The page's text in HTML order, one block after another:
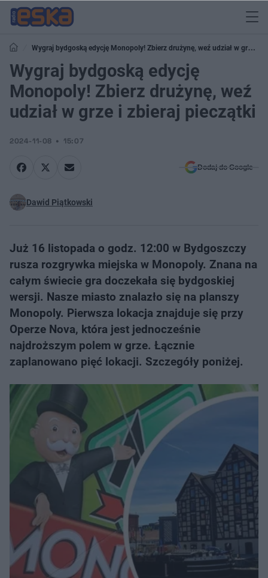
Wygraj bydgoską edycję Monopoly! Zbierz drużynę, weź udział w grze i
zbieraj pieczątki
Wygraj bydgoską edycję
Monopoly! Zbierz drużynę, weź
udział w grze i zbieraj pieczątki
2024-11-08 15:07
Dodaj do Google
Dawid Piątkowski
Już 16 listopada o godz. 12:00 w Bydgoszczy
rusza rozgrywka miejska w Monopoly. Znana na
całym świecie gra doczekała się bydgoskiej
wersji. Nasze miasto znalazło się na planszy
Monopoly. Pierwsza lokacja znajduje się przy
Operze Nova, która jest jednocześnie
najdroższym polem w grze. Łącznie
zaplanowano pięć lokacji. Szczegóły poniżej.